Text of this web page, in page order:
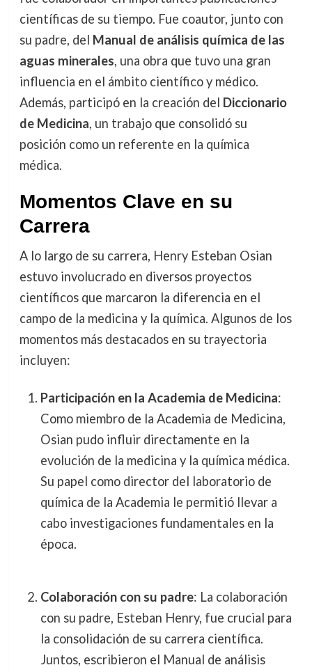
científicas de su tiempo. Fue coautor, junto con
su padre, del Manual de análisis química de las
aguas minerales, una obra que tuvo una gran
influencia en el ámbito científico y médico.
Además, participó en la creación del Diccionario
de Medicina, un trabajo que consolidó su
posición como un referente en la química
médica.
Momentos Clave en su
Carrera
A lo largo de su carrera, Henry Esteban Osian
estuvo involucrado en diversos proyectos
científicos que marcaron la diferencia en el
campo de la medicina y la química. Algunos de los
momentos más destacados en su trayectoria
incluyen:
Participación en la Academia de Medicina:
Como miembro de la Academia de Medicina,
Osian pudo influir directamente en la
evolución de la medicina y la química médica.
Su papel como director del laboratorio de
química de la Academia le permitió llevar a
cabo investigaciones fundamentales en la
época.
Colaboración con su padre: La colaboración
con su padre, Esteban Henry, fue crucial para
la consolidación de su carrera científica.
Juntos, escribieron el Manual de análisis